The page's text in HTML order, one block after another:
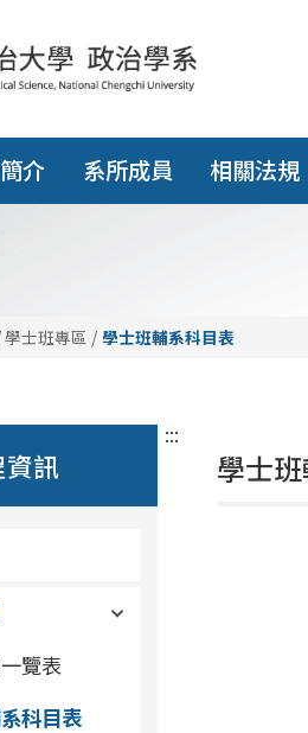
介 系所成員 相關法規
學士班專區 / 學士班輔系科目表
資訊
覽表
科目表
:::
學士